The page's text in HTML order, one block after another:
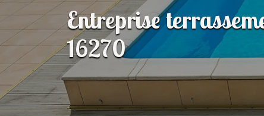
Entreprise
16270